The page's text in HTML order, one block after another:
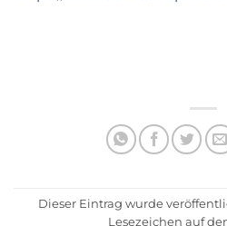
Dieser Eintrag wurde
Lesezeichen auf